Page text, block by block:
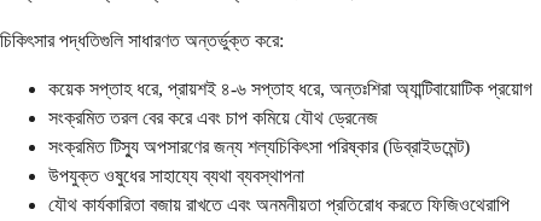
চিকিৎসার পদ্ধতিগুলি সাধারণত অন্তর্ভুক্ত করে:
কয়েক সপ্তাহ ধরে, প্রায়শই ৪-৬ সপ্তাহ ধরে, অন্তঃশিরা অ্যান্টিবায়োটিক প্রয়োগ
সংক্রমিত তরল বের করে এবং চাপ কমিয়ে যৌথ ড্রেনেজ
সংক্রমিত টিস্যু অপসারণের জন্য শল্যচিকিৎসা পরিষ্কার (ডিব্রাইডমেন্ট)
উপযুক্ত ওষুধের সাহায্যে ব্যথা ব্যবস্থাপনা
যৌথ কার্যকারিতা বজায় রাখতে এবং অনমনীয়তা প্রতিরোধ করতে ফিজিওথেরাপি